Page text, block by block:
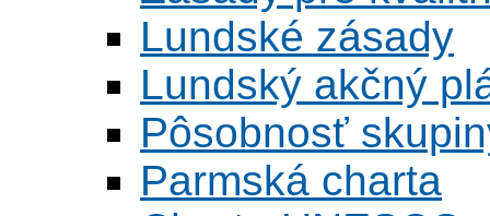
Lundské zásady
Lundský akčný
Pôsobnosť
Parmská charta